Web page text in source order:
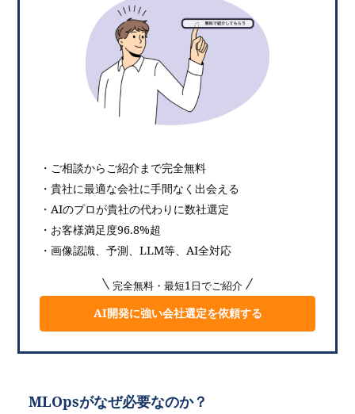
・ご相談からご紹介まで完全無料
・貴社に最適な会社に手間なく出会える
・AIのプロが貴社の代わりに数社選定
・お客様満足度96.8%超
・画像認識、予測、LLM等、AI全対応
完全無料・最短1日でご紹介
AI開発に強い会社選定を依頼する
MLOpsがなぜ必要なのか？